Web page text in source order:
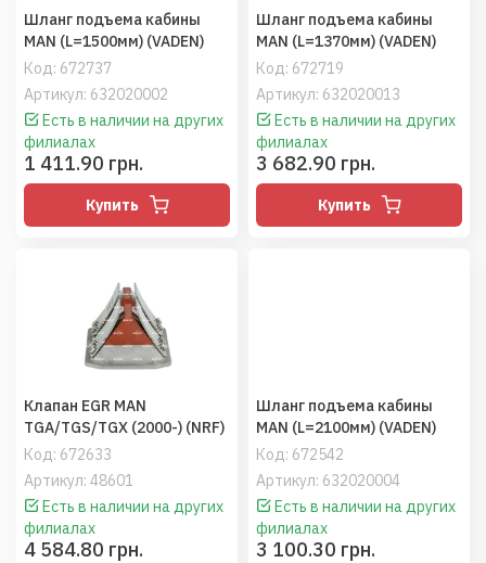
Код: 672737
Артикул: 632020002
Шланг подъема кабины
MAN (L=1500мм) (VADEN)
Есть в наличии на других
филиалах
1 411.90 грн.
Купить
Код: 672719
Артикул: 632020013
Шланг подъема кабины
MAN (L=1370мм) (VADEN)
Есть в наличии на других
филиалах
3 682.90 грн.
Купить
Код: 672633
Артикул: 48601
Клапан EGR MAN
TGA/TGS/TGX (2000-) (NRF)
Есть в наличии на других
филиалах
4 584.80 грн.
Код: 672542
Артикул: 632020004
Шланг подъема кабины
MAN (L=2100мм) (VADEN)
Есть в наличии на других
филиалах
3 100.30 грн.